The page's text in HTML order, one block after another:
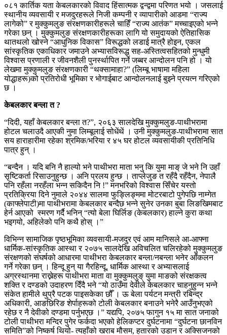
०८१ कार्तिक यता केबलकारको विवाद हिंसात्मक द्वन्द्वमा परिणत भयो । जसलाई
स्थानीय व्यवसायी र मजदुरहरूले निजी कम्पनी र व्यापारीको आडमा “राज्य
लागेको” र मुक्कुमलुङ संरक्षणकारीहरूले चाहिँ “राज्य आतंक” मच्चाइएको भन्ने
गरेका छन् । मुक्कुमलुङ संरक्षणकारीहरूका लागि यो समुदायको ऐतिहासिक
थातथलो खोस्ने “आधुनिक विकास” विरूद्धको लडाई मात्रै होइन, एकल
सांस्कृतिक एकाधिकार जमाउने अभ्यासविरूद्ध सह-अस्तित्वसहितको मुन्धुमी
विश्वास प्रणाली र जीवनशैली पुनर्स्थापित गर्ने जब्बर आन्दोलन पनि हो । यो
लेखमा मुक्कुमलुङ संरक्षणकारी “थक्सामाहा?” (लिम्बू भाषामा महिला
योद्धाहरू)को प्रतिरोधी भूमिका र भोगाईबाट आन्दोलनलाई बुझ्ने प्रयत्न गरिएको
छ ।
केबलकार बन्ला त ?
“दिदी, यहाँ केबलकार बन्ला त?”, २०६३ सालदेखि मुक्कुमलुङ-पाथीभरामा
होटल चलाउदै आएकी नुमा लिम्बूलाई सोधेंथें । उनी मुक्कुमलुङ-पाथीभरामा सात
सय हाराहारीमा रहेका श्रमिक/भरिया र ४५ घर होटल व्यवसायीकी प्रतिनिधि
पात्र हुन् ।
“बन्दैन । यदि बनि नै हाल्यो भने पाथीभरा माता भनु कि युमा माङ् जे भने नि उहाँ
सृष्टिकर्ता रिसाउनुहुन्छ । अनि प्रलय हुन्छ । ताप्लेजुङ त रहँदै रहँदैन, नेपालै
पनि रहँला नरहँला भन्न सकिदैन नि !” मनभरिको विश्वास सिँचेर यस्तो
प्रतिक्रिया दिने नुमाले २०४४ सालमा फुङ्लिङ्ममा मोटरबाटो पुगेपछि नाम्गेत
(काफ्लेपाटी)मा पाथीभरामा केबलकार बन्दैछ भन्ने सुनेर उनका बुबा लिङखिमबाट
हेर्न आएको स्मरण गर्दै भनिन् “त्यो बेला घिर्लिङ (केबलकार) हाल्ने कुरा कथा
भइगयो, अहिलेको पनि कथै होस् ।”
विभिन्न सामाजिक पृष्ठभूमिका व्यवसायी-मजदुर एवं आम मानिसले आ-आफ्ना
धार्मिक-सांस्कृतिक आस्था र २०७५ सालदेखि अविचलित चलिरहेको मुक्कुमलुङ
संरक्षणको संघर्षको आधारमा पाथीभरा केबलकार बन्ला/नबन्ला भनेर आँकलन
गर्ने गरेका छन् । हिन्दू हुन् या गैरहिन्दू, धार्मिक आस्था र अभ्यासलाई
अग्रस्थानमा राख्नेहरू पाथीभरा माता वा मुक्कुमलुङ् युमा माङको संरक्षकत्व
शक्ति र दण्डको उदाहरण दिँदै भने “यो ठाउँमा देवीले केबलकार चाहनुहुन्न भन्ने
संकेत हामीले थुप्रै पटक पाइसकेका छौँ । ऊ बेला पर्यटन मन्त्री रबिन्द्र
अधिकारी, आङछिरिङ शेर्पाहरूको टोली केबलकार बनाउने भनेरै आउँनुभएको
रहेछ र नै देवीको दण्डमा पर्नुभएछ ।” यद्यपि, २०७५ फागुन १५ मा सात जनाको
टोली पाथीभरा मन्दिर पुगेर फर्कदा भएको हेलिकप्टर दुर्घटनामा “दुर्घटना छानविन
समिति”को निष्कर्ष थियो- त्यहाँको खराब मौसम, हतारको उडान र अक्सिजनको